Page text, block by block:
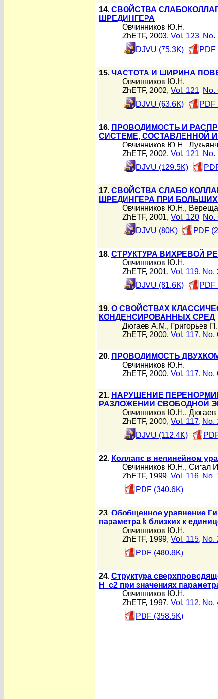
14. СВОЙСТВА
ШРЕДИНГЕРА
Овчинников Ю.Н.
ZhETF, 2003, Vol. 123, No.
DJVU (75.3K)
PDF
15. ЧАСТОТА И ШИРИНА
Овчинников Ю.Н.
ZhETF, 2002, Vol. 121, No.
DJVU (63.6K)
PDF
16. ПРОВОДИМОСТЬ И
СИСТЕМЕ, СОСТАВЛЕННОЙ
Овчинников Ю.Н.,
ZhETF, 2002, Vol. 121, No.
DJVU (129.5K)
17. СВОЙСТВА СЛАБО
ШРЕДИНГЕРА ПРИ
Овчинников Ю.Н.,
ZhETF, 2001, Vol. 120, No.
DJVU (80K)
PDF
18. СТРУКТУРА ВИХРЕВОЙ
Овчинников Ю.Н.
ZhETF, 2001, Vol. 119, No.
DJVU (81.6K)
PDF
19. О СВОЙСТВАХ
КОНДЕНСИРОВАННЫХ СРЕД
Дюгаев А.М., Григорьев
ZhETF, 2000, Vol. 117, No.
20. ПРОВОДИМОСТЬ
Овчинников Ю.Н.
ZhETF, 2000, Vol. 117, No.
21. НАРУШЕНИЕ
РАЗЛОЖЕНИИ СВОБОДНОЙ
Овчинников Ю.Н.,
ZhETF, 2000, Vol. 117, No.
DJVU (112.4K)
22. Коллапс в нелинейном
Овчинников Ю.Н., Сигал
ZhETF, 1999, Vol. 116, No.
PDF (340.6K)
23. Обобщенное уравнение
параметра k близких к
Овчинников Ю.Н.
ZhETF, 1999, Vol. 115, No.
PDF (480.8K)
24. Структура
H_c2 при значениях
Овчинников Ю.Н.
ZhETF, 1997, Vol. 112, No.
PDF (358.5K)